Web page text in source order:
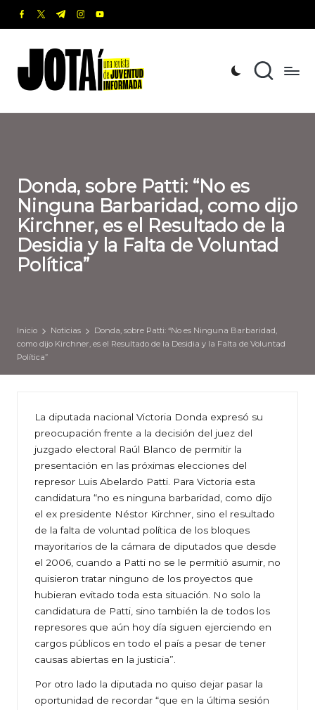
Saltar
contenido
facebook.com
twitter.com
t.me instagram.com
youtube.com
o
t
revista
de
Informada
Donda, sobre Patti: “No es
Ninguna Barbaridad, como dijo
Kirchner, es el Resultado de la
Desidia y la Falta de Voluntad
Política”
Inicio Noticias
Donda, sobre Patti: “No es Ninguna Barbaridad,
como dijo Kirchner, es el Resultado de la Desidia y la Falta de Voluntad
Política”
La diputada nacional Victoria Donda expresó su
preocupación frente a la decisión del juez del
juzgado electoral Raúl Blanco de permitir la
presentación en las próximas elecciones del
represor Luis Abelardo Patti. Para Victoria esta
candidatura “no es ninguna barbaridad, como dijo
el ex presidente Néstor Kirchner, sino el resultado
de la falta de voluntad política de los bloques
mayoritarios de la cámara de diputados que desde
el 2006, cuando a Patti no se le permitió asumir, no
quisieron tratar ninguno de los proyectos que
hubieran evitado toda esta situación. No solo la
candidatura de Patti, sino también la de todos los
represores que aún hoy día siguen ejerciendo en
cargos públicos en todo el país a pesar de tener
causas abiertas en la justicia”.
Por otro lado la diputada no quiso dejar pasar la
oportunidad de recordar “que en la última sesión